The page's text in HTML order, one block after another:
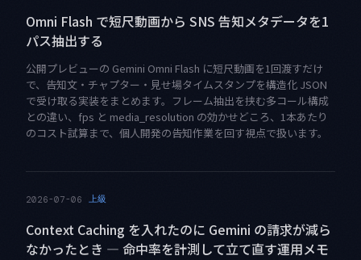
Omni Flash で短尺動画から SNS 告知メタデータを1
パス抽出する
公開プレビューの Gemini Omni Flash に短尺動画を1回渡すだけ
で、告知文・チャプター・見せ場タイムスタンプを構造化 JSON
で受け取る実装をまとめます。フレーム抽出を挟む多コール構成
との違い、fps と media_resolution の効かせどころ、1本あたり
のコスト試算まで、個人開発の告知作業を回す視点で扱います。
2026-07-06 上級
Context Caching を入れたのに Gemini の請求が減ら
なかったとき — 命中率を計測して立て直す運用メモ